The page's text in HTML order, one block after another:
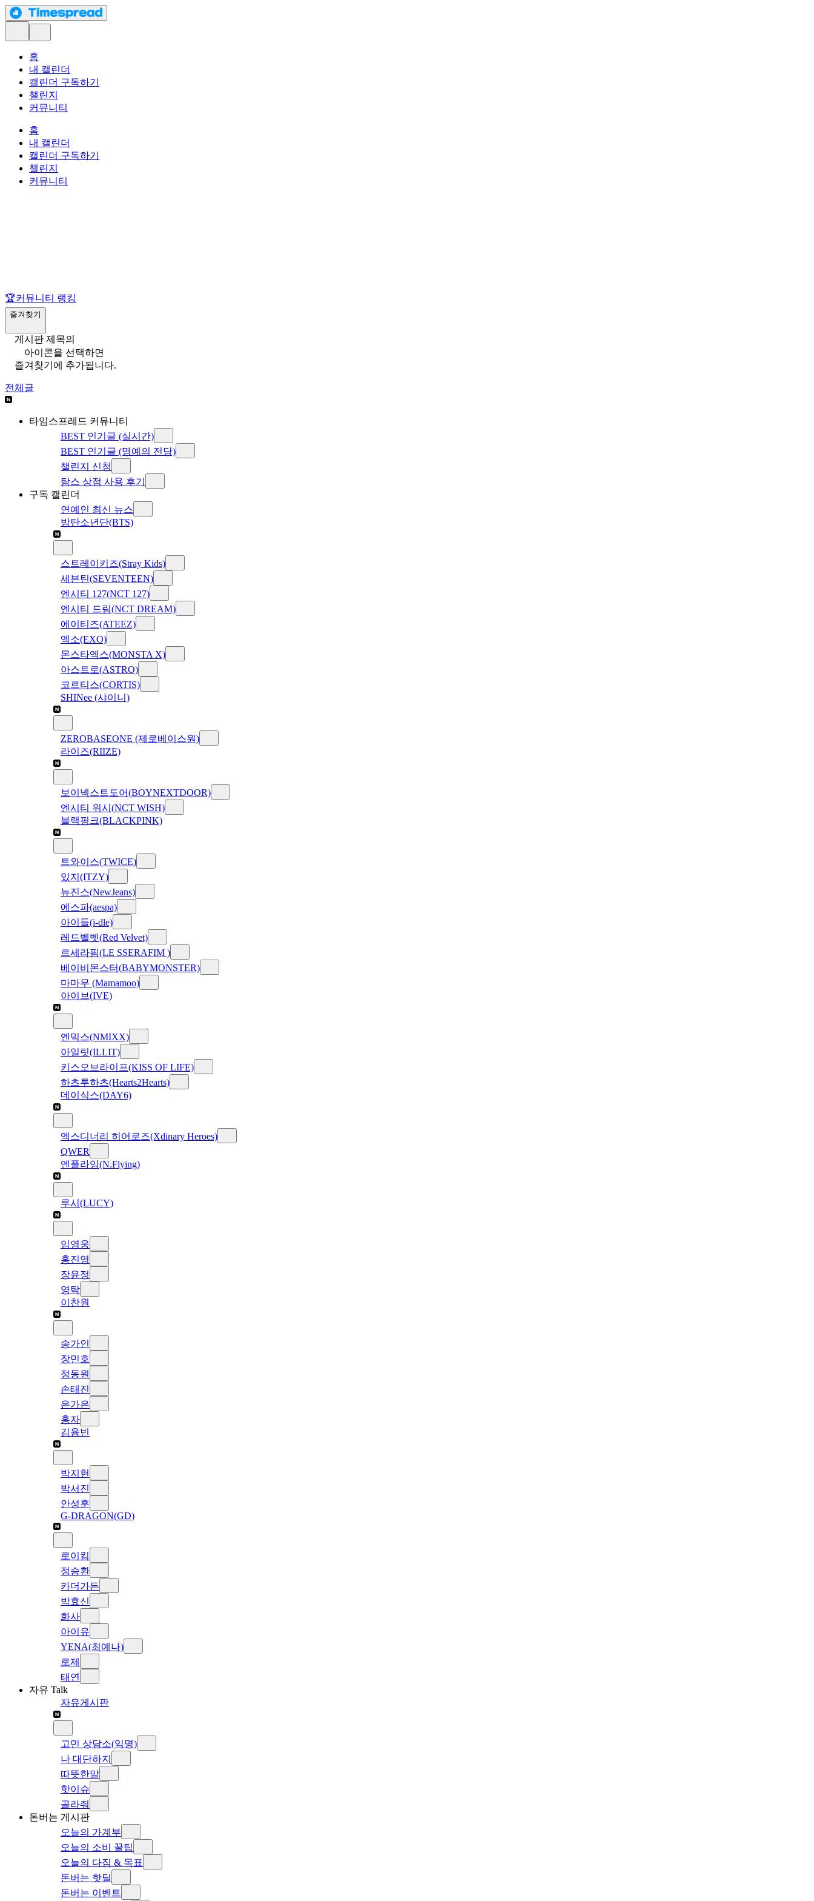
홈
내 캘린더
캘린더 구독하기
챌린지
커뮤니티
홈
내 캘린더
캘린더 구독하기
챌린지
커뮤니티
🏆커뮤니티 랭킹
즐겨찾기
게시판 제목의
아이콘을 선택하면
즐겨찾기에 추가됩니다.
전체글
타임스프레드 커뮤니티
BEST 인기글 (실시간)
BEST 인기글 (명예의 전당)
챌린지 신청
탐스 상점 사용 후기
구독 캘린더
연예인 최신 뉴스
방탄소년단(BTS)
스트레이키즈(Stray Kids)
세븐틴(SEVENTEEN)
엔시티 127(NCT 127)
엔시티 드림(NCT DREAM)
에이티즈(ATEEZ)
엑소(EXO)
몬스타엑스(MONSTA X)
아스트로(ASTRO)
코르티스(CORTIS)
SHINee (샤이니)
ZEROBASEONE (제로베이스원)
라이즈(RIIZE)
보이넥스트도어(BOYNEXTDOOR)
엔시티 위시(NCT WISH)
블랙핑크(BLACKPINK)
트와이스(TWICE)
있지(ITZY)
뉴진스(NewJeans)
에스파(aespa)
아이들(i-dle)
레드벨벳(Red Velvet)
르세라핌(LE SSERAFIM )
베이비몬스터(BABYMONSTER)
마마무 (Mamamoo)
아이브(IVE)
엔믹스(NMIXX)
아일릿(ILLIT)
키스오브라이프(KISS OF LIFE)
하츠투하츠(Hearts2Hearts)
데이식스(DAY6)
엑스디너리 히어로즈(Xdinary Heroes)
QWER
엔플라잉(N.Flying)
루시(LUCY)
임영웅
홍진영
장윤정
영탁
이찬원
송가인
장민호
정동원
손태진
은가은
홍자
김용빈
박지현
박서진
안성훈
G-DRAGON(GD)
로이킴
정승환
카더가든
박효신
화사
아이유
YENA(최예나)
로제
태연
자유 Talk
자유게시판
고민 상담소(익명)
나 대단하지
따뜻한말
핫이슈
골라줘
돈버는 게시판
오늘의 가계부
오늘의 소비 꿀팁
오늘의 다짐 & 목표
돈버는 핫딜
돈버는 이벤트